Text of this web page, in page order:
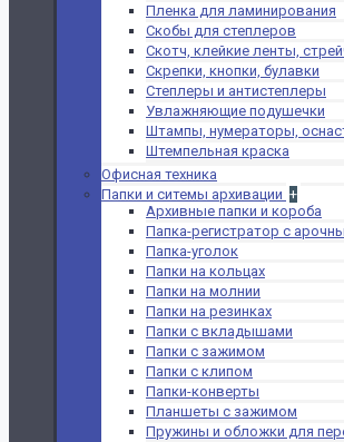
Пленка для ламинирования
Скобы для степлеров
Скотч, клейкие ленты,
Скрепки, кнопки, булавки
Степлеры и антистеплеры
Увлажняющие подушечки
Штампы, нумераторы,
Штемпельная краска
Офисная техника
Папки и ситемы архивации +
Архивные папки и короба
Папка-регистратор с
Папка-уголок
Папки на кольцах
Папки на молнии
Папки на резинках
Папки с вкладышами
Папки с зажимом
Папки с клипом
Папки-конверты
Планшеты с зажимом
Пружины и обложки для